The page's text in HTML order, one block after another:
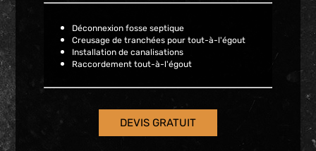
Déconnexion fosse septique
Creusage de tranchées pour tout-à-l'égout
Installation de canalisations
Raccordement tout-à-l'égout
DEVIS GRATUIT